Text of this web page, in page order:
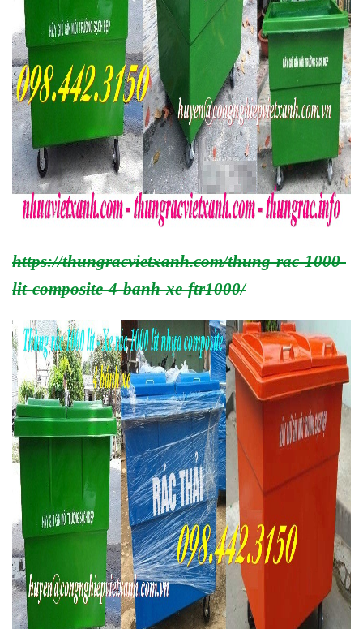
https://thungracvietxanh.com/thung-rac-1000-
lit-composite-4-banh-xe-ftr1000/